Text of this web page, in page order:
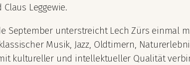
Leggewie.
September unterstreicht Lech Zürs einmal
Musik, Jazz, Oldtimern,
kultureller und intellektueller Qualität